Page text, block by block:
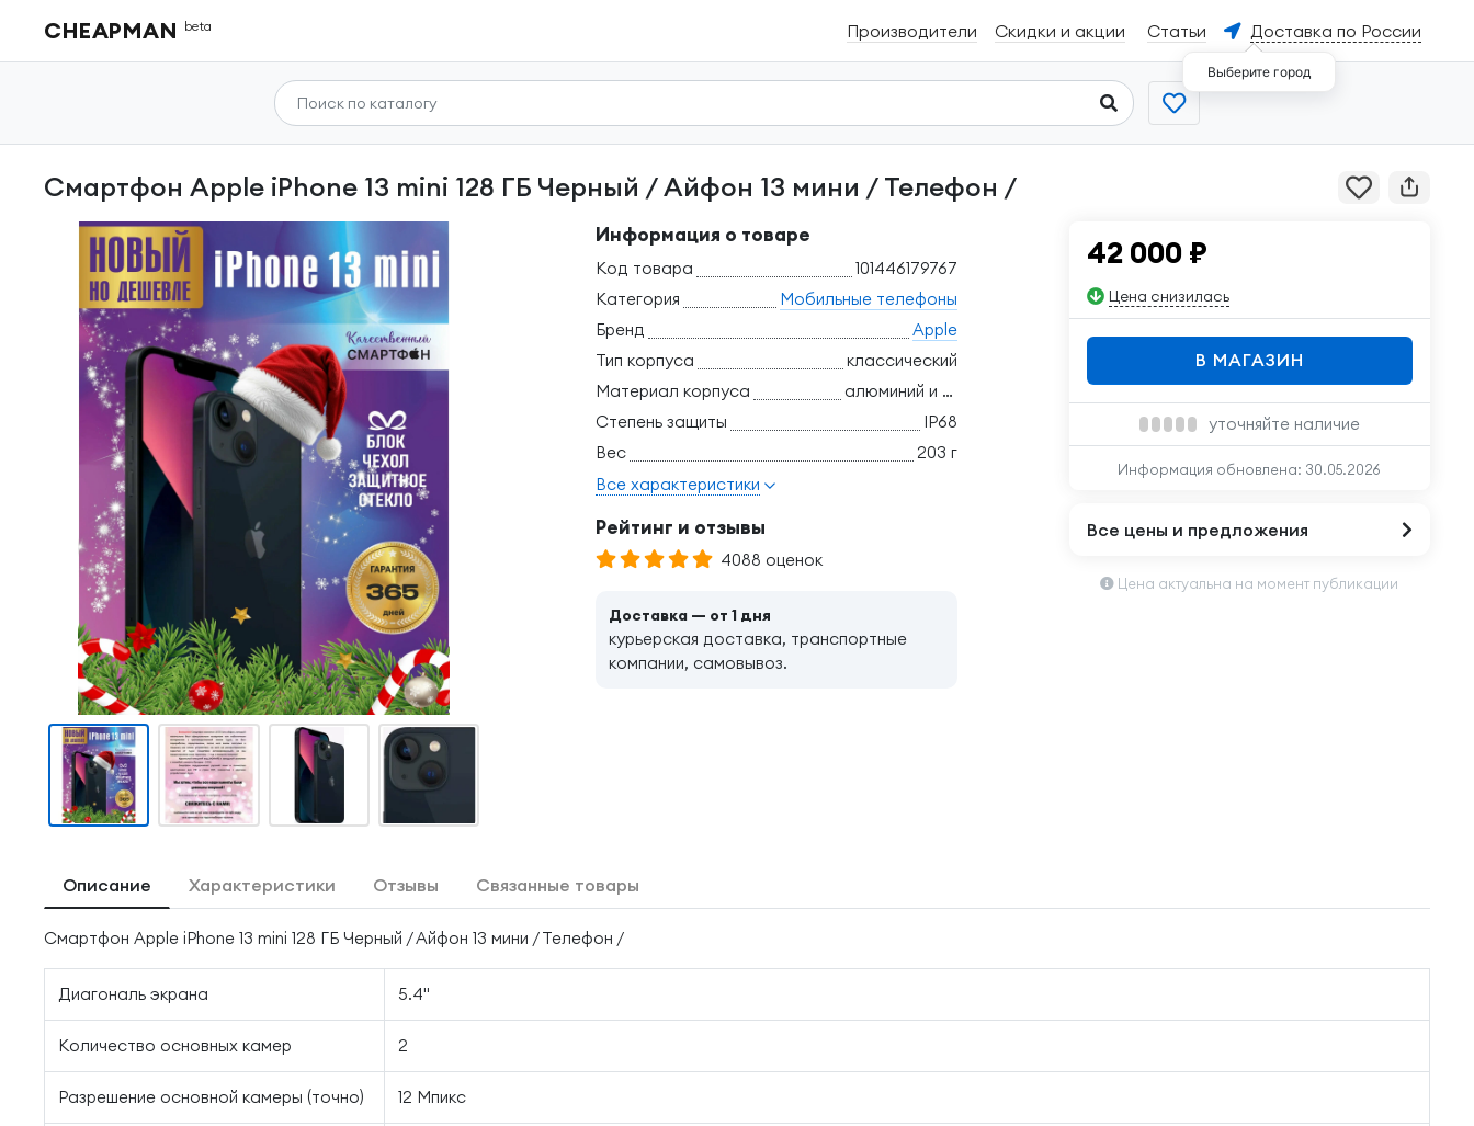
CHEAPMAN beta Производители Скидки и акции Статьи Доставка по России
Выберите город
Смартфон Apple iPhone 13 mini 128 ГБ Черный / Айфон 13 мини / Телефон /
Информация о товаре
Код товара
101446179767
Категория
Мобильные телефоны
Бренд
Apple
Тип корпуса
классический
Материал корпуса
алюминий и стекло
Степень защиты
IP68
Вес
203 г
Все характеристики
Рейтинг и отзывы
4088 оценок
Доставка — от 1 дня
курьерская доставка, транспортные
компании, самовывоз.
42 000₽
Цена снизилась
В МАГАЗИН
уточняйте наличие
Информация обновлена: 30.05.2026
Все цены и предложения
Цена актуальна на момент публикации
Описание Характеристики Отзывы Связанные товары
Смартфон Apple iPhone 13 mini 128 ГБ Черный / Айфон 13 мини / Телефон /
Диагональ экрана 5.4"
Количество основных камер 2
Разрешение основной камеры (точно) 12 Мпикс